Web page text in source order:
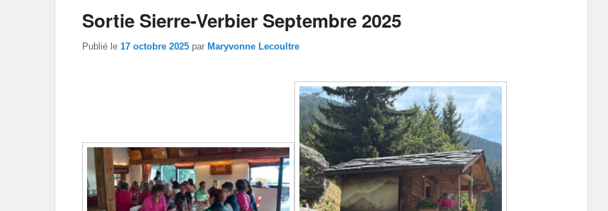
Sortie Sierre-Verbier Septembre 2025
Publié le 17 octobre 2025 par Maryvonne Lecoultre